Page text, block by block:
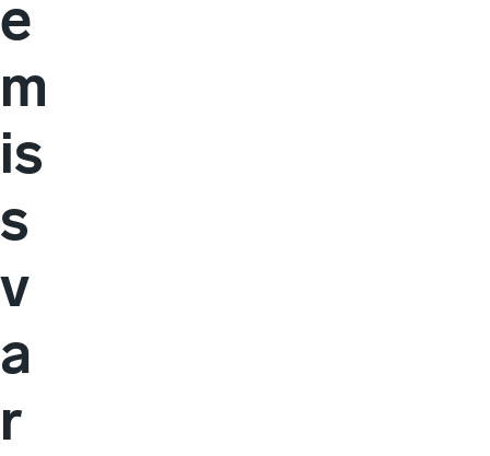
e
m
is
s
v
a
r